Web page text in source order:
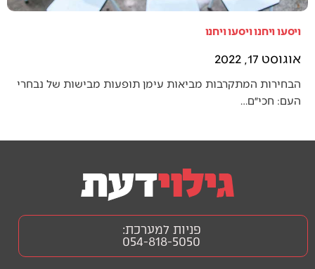
ויסעו ויחנו ויסעו ויחנו
אוגוסט 17, 2022
הבחירות המתקרבות מביאות עימן תופעות מבישות של נבחרי
העם: חכי״ם…
פניות למערכת:
054-818-5050